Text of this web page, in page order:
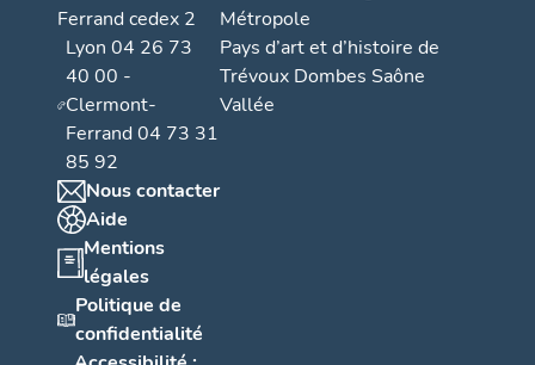
Ferrand cedex 2
Lyon 04 26 73
40 00 -
Clermont-
Ferrand 04 73 31
85 92
Nous contacter
Aide
Mentions
légales
Politique de
confidentialité
Métropole
Pays d’art et d’histoire de
Trévoux Dombes Saône
Vallée